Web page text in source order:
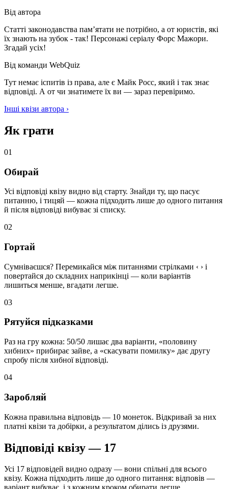
Від автора
Статті законодавства памʼятати не потрібно, а от юристів, які
їх знають на зубок - так! Персонажі серіалу Форс Мажори.
Згадай усіх!
Від команди WebQuiz
Тут немає іспитів із права, але є Майк Росс, який і так знає
відповіді. А от чи знатимете їх ви — зараз перевіримо.
Інші квізи автора ›
Як грати
01
Обирай
Усі відповіді квізу видно від старту. Знайди ту, що пасує
питанню, і тицяй — кожна підходить лише до одного питання
й після відповіді вибуває зі списку.
02
Гортай
Сумніваєшся? Перемикайся між питаннями стрілками ‹ › і
повертайся до складних наприкінці — коли варіантів
лишиться менше, вгадати легше.
03
Рятуйся підказками
Раз на гру кожна: 50/50 лишає два варіанти, «половину
хибних» прибирає зайве, а «скасувати помилку» дає другу
спробу після хибної відповіді.
04
Заробляй
Кожна правильна відповідь — 10 монеток. Відкривай за них
платні квізи та добірки, а результатом ділись із друзями.
Відповіді квізу — 17
Усі 17 відповідей видно одразу — вони спільні для всього
квізу. Кожна підходить лише до одного питання: відповів —